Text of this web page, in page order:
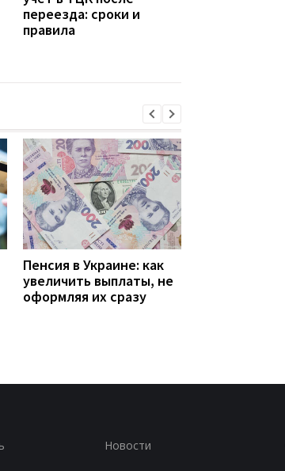
переезда: сроки и
правила
Пенсия в Украине: как
увеличить выплаты, не
оформляя их сразу
Новости